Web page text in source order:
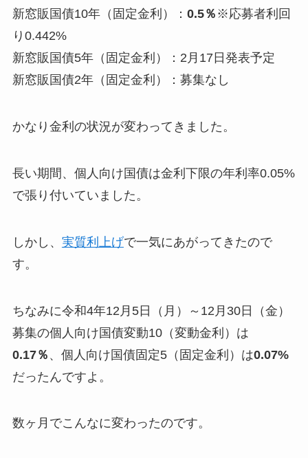
新窓販国債10年（固定金利）： 0.5％ ※応募者利回
り0.442%
新窓販国債5年（固定金利）：2月17日発表予定
新窓販国債2年（固定金利）：募集なし
かなり金利の状況が変わってきました。
長い期間、個人向け国債は金利下限の年利率0.05%
で張り付いていました。
しかし、 実質利上げで一気にあがってきたので
す。
ちなみに令和4年12月5日（月）～12月30日（金）
募集の個人向け国債変動10（変動金利）は
0.17％ 、個人向け国債固定5（固定金利）は0.07%
だったんですよ。
数ヶ月でこんなに変わったのです。